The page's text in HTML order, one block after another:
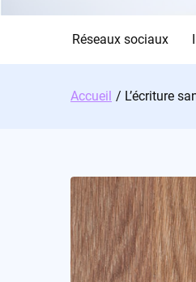
Réseaux sociaux
Accueil L’écriture